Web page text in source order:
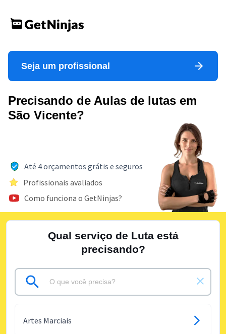
Seja um profissional
Precisando de Aulas de lutas em
São Vicente?
Até 4 orçamentos grátis e seguros
Profissionais avaliados
Como funciona o GetNinjas?
Qual serviço de Luta está
precisando?
Artes Marciais